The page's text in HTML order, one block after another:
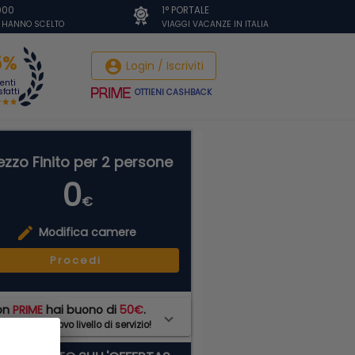
SCELTO
1° PORTALE
VIAGGI VACANZE IN ITALIA
account_circle Login / Iscriviti
OTTIENI CASHBACK
Finito per 2 persone
0€
edit Modifica camere
Procedi
PRIME hai buono di50€.
ad un nuovo livello di servizio!